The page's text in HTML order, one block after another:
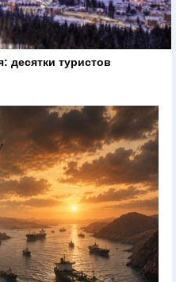
десятки туристов